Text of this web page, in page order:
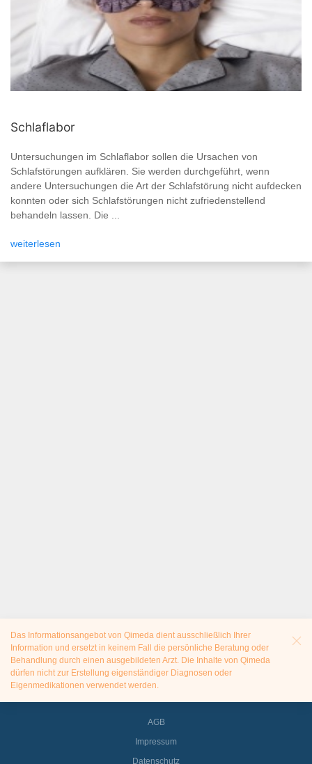
Schlaflabor
Untersuchungen im Schlaflabor sollen die Ursachen von
Schlafstörungen aufklären. Sie werden durchgeführt, wenn
andere Untersuchungen die Art der Schlafstörung nicht aufdecken
konnten oder sich Schlafstörungen nicht zufriedenstellend
behandeln lassen. Die ...
weiterlesen
Das Informationsangebot von Qimeda dient ausschließlich Ihrer
Information und ersetzt in keinem Fall die persönliche Beratung oder
Behandlung durch einen ausgebildeten Arzt. Die Inhalte von Qimeda
dürfen nicht zur Erstellung eigenständiger Diagnosen oder
Eigenmedikationen verwendet werden.
AGB
Impressum
Datenschutz